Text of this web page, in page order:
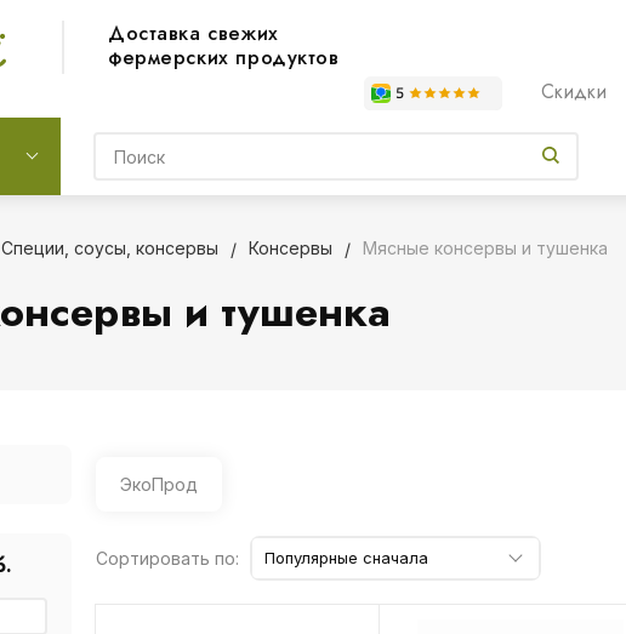
Доставка свежих
фермерских продуктов
Скидки
Специи, соусы, консервы Консервы Мясные консервы и тушенка
и тушенка
ЭкоПрод
Сортировать по: Популярные сначала